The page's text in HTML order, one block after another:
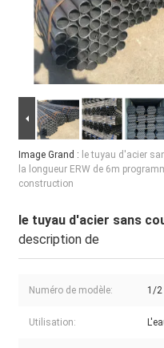
Image Grand : le tuyau d'acier
la longueur ERW de 6m
construction
le tuyau d'acier sans
description de
Numéro de modèle: 1/2
Utilisation: